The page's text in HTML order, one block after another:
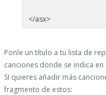
</asx>
Ponle un título a tu lista de
canciones donde se indica en
SI quieres añadir más
fragmento de estos: